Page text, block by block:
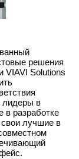
решения
VIAVI Solutions
лидеры в
в разработке
лучшие в